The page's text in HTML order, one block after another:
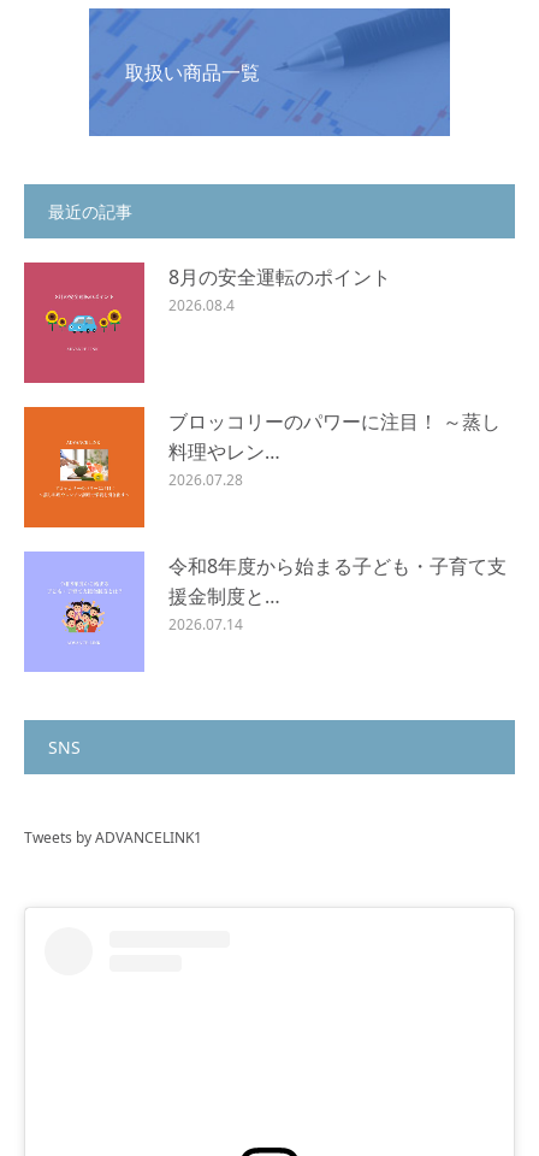
取扱い商品一覧
最近の記事
8月の安全運転のポイント
2026.08.4
ブロッコリーのパワーに注目！ ～蒸し
料理やレン…
2026.07.28
令和8年度から始まる子ども・子育て支
援金制度と…
2026.07.14
SNS
Tweets by ADVANCELINK1